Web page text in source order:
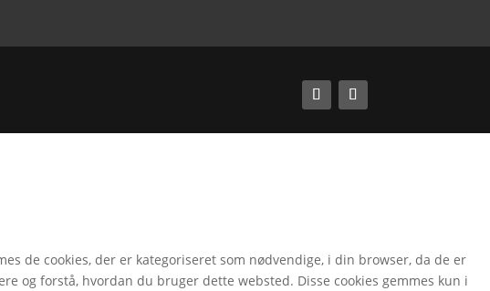
de cookies, der er kategoriseret som nødvendige, i din browser, da de er
og forstå, hvordan du bruger dette websted. Disse cookies gemmes kun i